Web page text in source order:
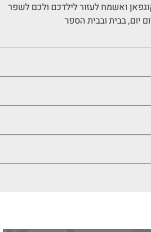
ואשמח לעזור לילדכם ולכם לשפר
יום, בבית ובבית הספר